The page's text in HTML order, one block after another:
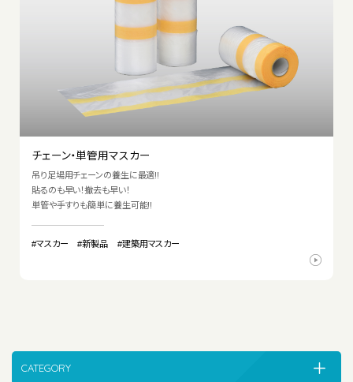
チェーン・単管用マスカー
吊り足場用チェーンの養生に最適!!
貼るのも早い！撤去も早い！
単管や手すりも簡単に養生可能!!
#マスカー #新製品 #建築用マスカー
CATEGORY